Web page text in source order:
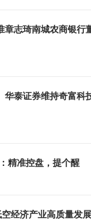
章志琦南城农商银行
华泰证券维持奇富科
精准控盘，提个醒
经济产业高质量发